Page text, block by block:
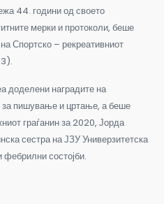
44. години од своето
мерки и протоколи, беше
Спортско – рекреативниот
доделени наградите на
за пишување и цртање, а беше
граѓанин за 2020, Јорда
сестра на ЈЗУ Универзитетска
фебрилни состојби.